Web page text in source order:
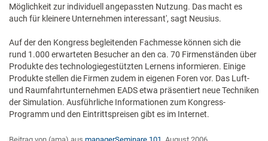
Möglichkeit zur individuell angepassten Nutzung. Das macht es
auch für kleinere Unternehmen interessant', sagt Neusius.
Auf der den Kongress begleitenden Fachmesse können sich die
rund 1.000 erwarteten Besucher an den ca. 70 Firmenständen über
Produkte des technologiegestützten Lernens informieren. Einige
Produkte stellen die Firmen zudem in eigenen Foren vor. Das Luft-
und Raumfahrtunternehmen EADS etwa präsentiert neue Techniken
der Simulation. Ausführliche Informationen zum Kongress-
Programm und den Eintrittspreisen gibt es im Internet.